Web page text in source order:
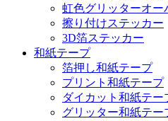
虹色グリッターオー
擦り付けステッカー
3D箔ステッカー
和紙テープ
箔押し和紙テープ
プリント和紙テープ
ダイカット和紙テー
グリッター和紙テー